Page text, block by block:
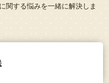
関する悩みを一緒に解決しま